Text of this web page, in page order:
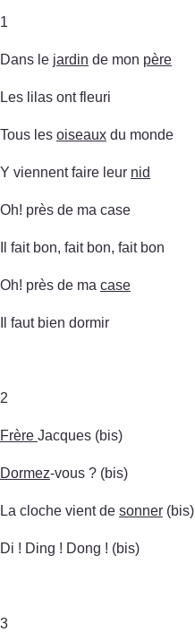
1
Dans le jardin de mon père
Les lilas ont fleuri
Tous les oiseaux du monde
Y viennent faire leur nid
Oh! près de ma case
Il fait bon, fait bon, fait bon
Oh! près de ma case
Il faut bien dormir
2
Frère Jacques (bis)
Dormez-vous ? (bis)
La cloche vient de sonner (bis)
Di ! Ding ! Dong ! (bis)
3